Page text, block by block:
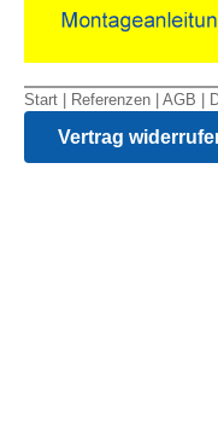
Start Referenzen AGB
Vertrag